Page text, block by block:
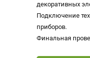
декоративных
Подключение
приборов.
Финальная